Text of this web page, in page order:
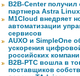
B2B-Center получил
партнера Astra Linux
M1Cloud внедряет
автоматизации
сервисов
AUXO и SimpleOne
ускорения
российских
B2B-РТС вошла в
поставщиков